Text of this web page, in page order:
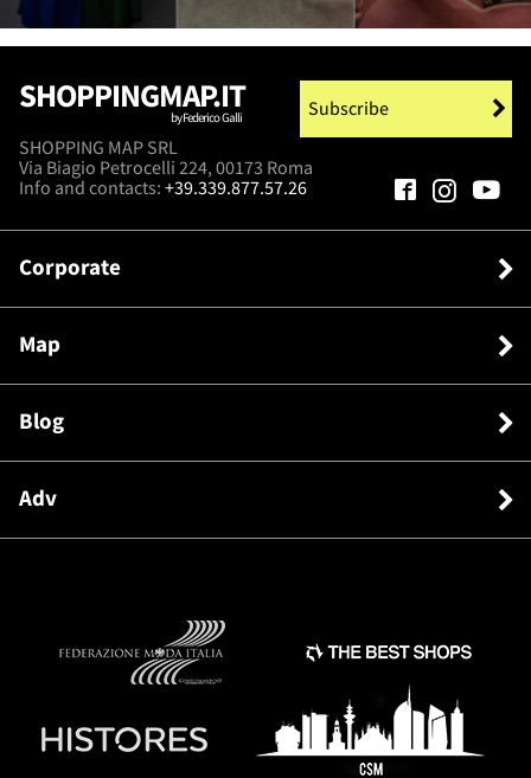
SHOPPINGMAP.IT
by Federico Galli
SHOPPING MAP SRL
Via Biagio Petrocelli 224, 00173 Roma
Info and contacts: +39.339.877.57.26
Subscribe
Corporate
Map
Blog
Adv